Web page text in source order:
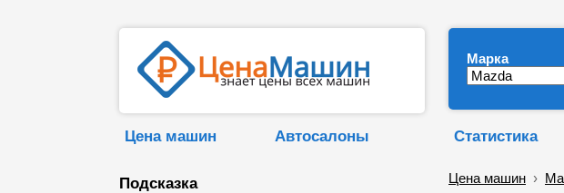
Марка
Цена машин Автосалоны Статистика
Подсказка Цена машин ›